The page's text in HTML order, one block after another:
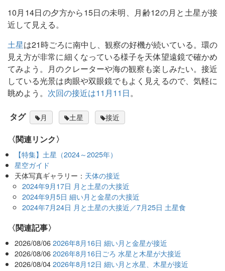
10月14日の夕方から15日の未明、月齢12の月と土星が接
近して見える。
土星は21時ごろに南中し、観察の好機が続いている。環の
見え方が非常に細くなっている様子を天体望遠鏡で確かめ
てみよう。月のクレーターや海の観察も楽しみたい。接近
している光景は肉眼や双眼鏡でもよく見えるので、気軽に
眺めよう。 次回の接近は11月11日。
タグ 月 土星 接近
〈関連リンク〉
【特集】土星（2024～2025年）
星空ガイド
天体写真ギャラリー： 天体の接近
2024年9月17日 月と土星の大接近
2024年9月5日 細い月と金星の大接近
2024年7月24日 月と土星の大接近／7月25日 土星食
関連記事
2026/08/06 2026年8月16日 細い月と金星が接近
2026/08/06 2026年8月16日ごろ 水星と木星が大接近
2026/08/04 2026年8月12日 細い月と水星、木星が接近